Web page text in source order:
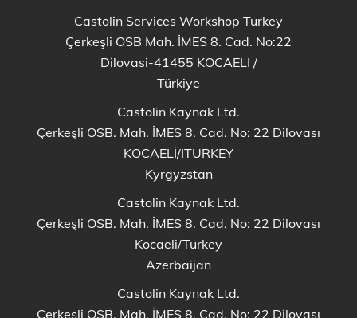
Castolin Services Workshop Turkey
Çerkeşli OSB Mah. İMES 8. Cad. No:22
Dilovasi-41455 KOCAELI /
Türkiye
Castolin Kaynak Ltd.
Çerkeşli OSB. Mah. İMES 8. Cad. No: 22 Dilovası
KOCAELİ/ITURKEY
Kyrgyzstan
Castolin Kaynak Ltd.
Çerkeşli OSB. Mah. İMES 8. Cad. No: 22 Dilovası
Kocaeli/Turkey
Azerbaijan
Castolin Kaynak Ltd.
Çerkeşli OSB. Mah. İMES 8. Cad. No: 22 Dilovası